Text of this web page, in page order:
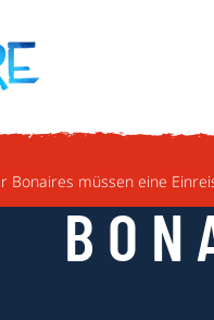
Bonaires müssen eine